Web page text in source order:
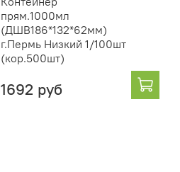
прям.1000мл
(ДШВ186*132*62мм)
г.Пермь Низкий 1/100шт
(кор.500шт)
1692 руб